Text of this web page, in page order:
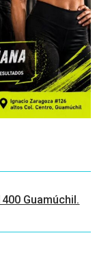
Guamúchil.